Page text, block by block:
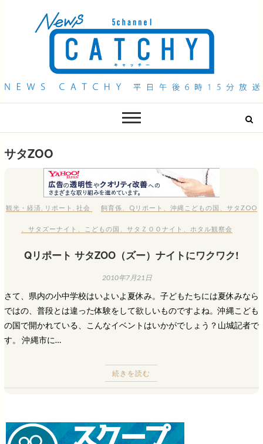
QAB NEWS Headline
サタZOO
観光・経済 リポート 社会 飼育係 Qリポート 沖縄こどもの国 サタZOO
サタズーナイト こどもの国 サタＺＯＯナイト ホタル観察会
Qリポート サタZOO（ズー）ナイトにワクワク!
2010年7月21日
さて、県内の小中学校はいよいよ夏休み。子どもたちには夏休みなら
ではの、普段とは違った体験をして欲しいものですよね。沖縄こども
の国で開かれている、こんなイベントはいかがでしょう？山城記者で
す。 沖縄市に…
続きを読む